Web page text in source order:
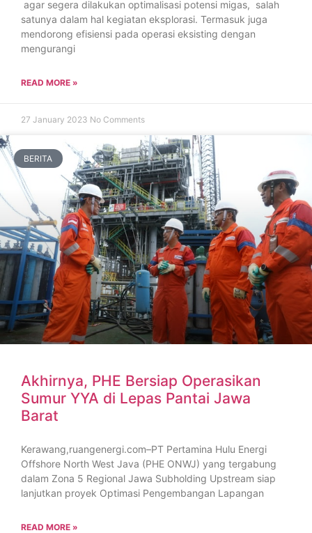
agar segera dilakukan optimalisasi potensi migas, salah
satunya dalam hal kegiatan eksplorasi. Termasuk juga
mendorong efisiensi pada operasi eksisting dengan
mengurangi
READ MORE »
27 January 2023 No Comments
BERITA
Akhirnya, PHE Bersiap Operasikan
Sumur YYA di Lepas Pantai Jawa
Barat
Kerawang,ruangenergi.com–PT Pertamina Hulu Energi
Offshore North West Java (PHE ONWJ) yang tergabung
dalam Zona 5 Regional Jawa Subholding Upstream siap
lanjutkan proyek Optimasi Pengembangan Lapangan
READ MORE »